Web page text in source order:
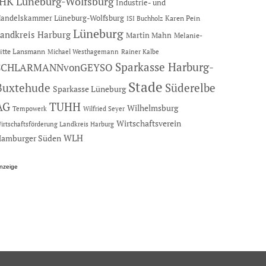
Industrie- und
Lüneburg-Wolfsburg ISI Buchholz Karen Pein
Harburg Lüneburg Martin Mahn Melanie-
Lansmann Michael Westhagemann Rainer Kalbe
Sparkasse Harburg-
Sparkasse Lüneburg Stade Süderelbe
Tempowerk TUHH Wilfried Seyer Wilhelmsburg
Landkreis Harburg Wirtschaftsverein
Süden WLH